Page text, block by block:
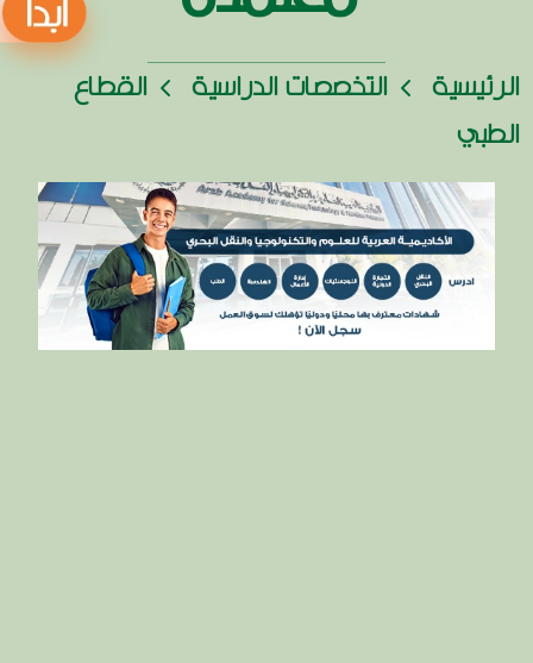
الرئيسية التخصصات الدراسية
القطاع
الطبي